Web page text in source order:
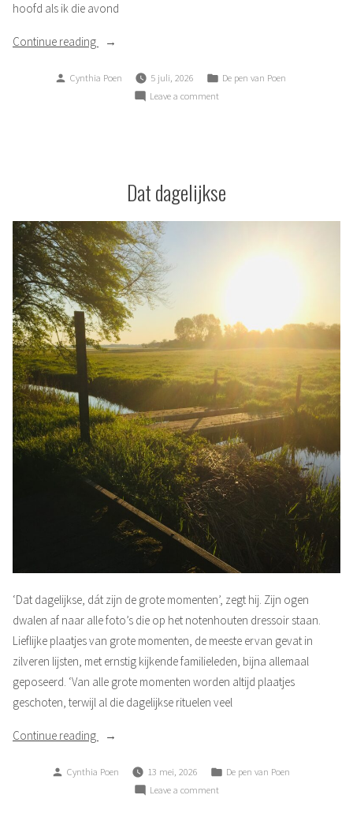
hoofd als ik die avond
Continue reading
“Los
Posted
Cynthia Poen 5 juli, 2026
Posted
De pen van Poen
Leave a commenton
Dat dagelijkse
‘Dat dagelijkse, dát zijn de grote momenten’, zegt hij. Zijn ogen
dwalen af naar alle foto’s die op het notenhouten dressoir staan.
Lieflijke plaatjes van grote momenten, de meeste ervan gevat in
zilveren lijsten, met ernstig kijkende familieleden, bijna allemaal
geposeerd. ‘Van alle grote momenten worden altijd plaatjes
geschoten, terwijl al die dagelijkse rituelen veel
Continue reading
“Dat
Posted
Cynthia Poen 13 mei, 2026
Posted
De pen van Poen
Leave a commenton